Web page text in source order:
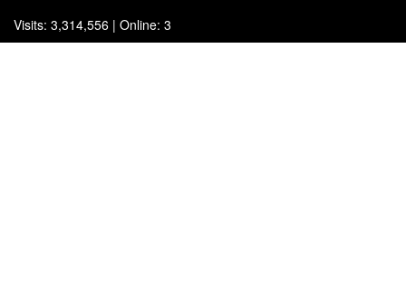
Visits: 3,314,556 | Online: 3